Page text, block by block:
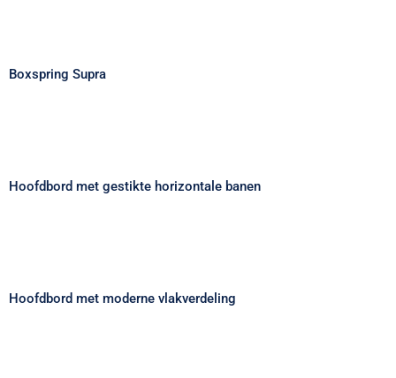
Boxspring Supra
Hoofdbord met gestikte horizontale banen
Hoofdbord met moderne vlakverdeling